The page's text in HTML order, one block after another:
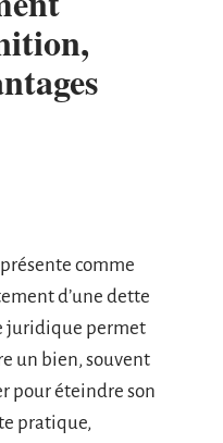
comme
d’une dette
juridique permet
un bien, souvent
pour éteindre son
pratique,